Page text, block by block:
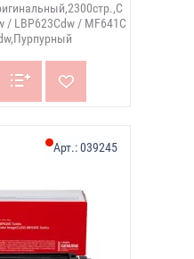
/ LBP623Cdw / MF641C
Арт.:039245